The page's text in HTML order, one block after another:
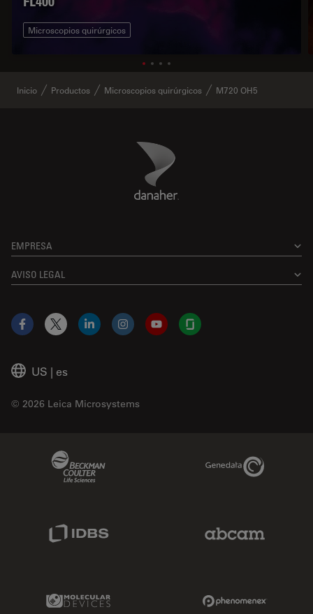
Microscopios quirúrgicos
Inicio Productos Microscopios quirúrgicos M720 OH5
Danaher Logo
EMPRESA
AVISO LEGAL
US | es
© 2026 Leica Microsystems
Facebook
X LinkedInInstagramYouTubeGlassdoor
Genedata Link
Molecular Devices Link